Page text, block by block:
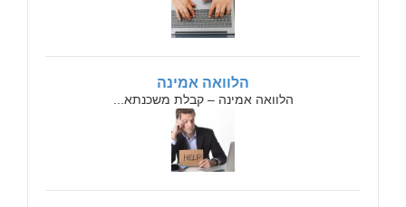
הלוואה אמינה
הלוואה אמינה – קבלת משכנתא...